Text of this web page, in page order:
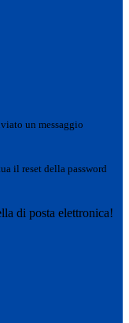
un messaggio
il reset della password
di posta elettronica!